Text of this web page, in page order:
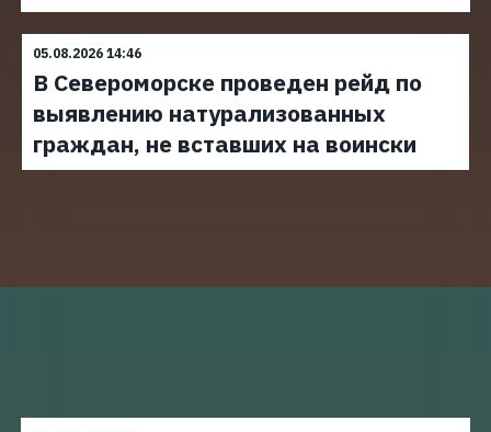
05.08.2026 14:46
В Североморске проведен рейд по
выявлению натурализованных
граждан, не вставших на воински